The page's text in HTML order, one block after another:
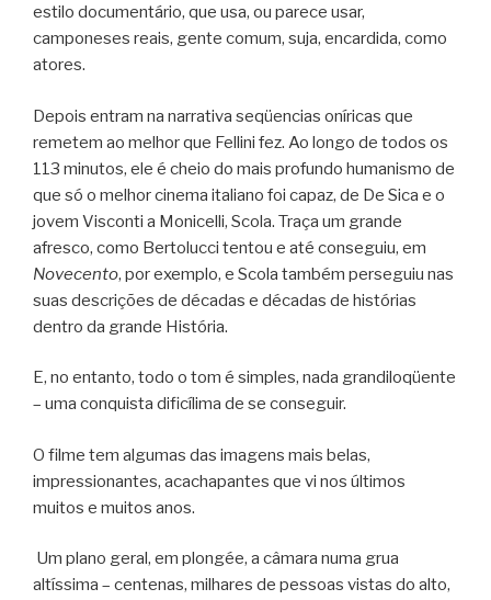
estilo documentário, que usa, ou parece usar,
camponeses reais, gente comum, suja, encardida, como
atores.
Depois entram na narrativa seqüencias oníricas que
remetem ao melhor que Fellini fez. Ao longo de todos os
113 minutos, ele é cheio do mais profundo humanismo de
que só o melhor cinema italiano foi capaz, de De Sica e o
jovem Visconti a Monicelli, Scola. Traça um grande
afresco, como Bertolucci tentou e até conseguiu, em
Novecento, por exemplo, e Scola também perseguiu nas
suas descrições de décadas e décadas de histórias
dentro da grande História.
E, no entanto, todo o tom é simples, nada grandiloqüente
– uma conquista dificílima de se conseguir.
O filme tem algumas das imagens mais belas,
impressionantes, acachapantes que vi nos últimos
muitos e muitos anos.
Um plano geral, em plongée, a câmara numa grua
altíssima – centenas, milhares de pessoas vistas do alto,